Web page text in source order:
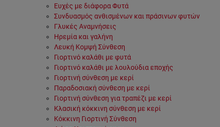
Ευχές με διάφορα Φυτά
Συνδυασμός ανθισμένων και πράσινων φυτών
Γλυκές Αναμνήσεις
Ηρεμία και γαλήνη
Λευκή Κομψή Σύνθεση
Γιορτινό καλάθι με φυτά
Γιορτινό καλάθι με λουλούδια εποχής
Γιορτινή σύνθεση με κερί
Παραδοσιακή σύνθεση με κερί
Γιορτινή σύνθεση για τραπέζι με κερί
Κλασική κόκκινη σύνθεση με κερί
Κόκκινη Γιορτινή Σύνθεση